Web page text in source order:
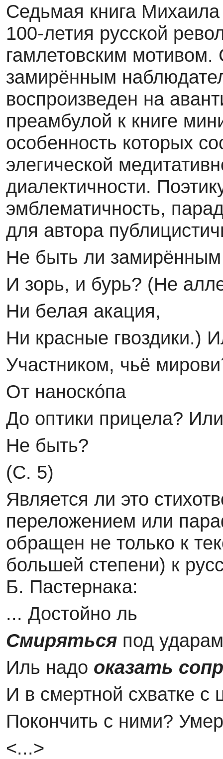
Седьмая книга
100-летия русской
гамлетовским
замирённым
воспроизведен на
преамбулой к книге
особенность которых
элегической
диалектичности.
эмблематичность,
для автора
Не быть ли
И зорь, и бурь? (Не
Ни белая акация,
Ни красные гвоздики.)
Участником, чьё
От наноскóпа
До оптики прицела? Или
Не быть?
(С. 5)
Является ли это
переложением или
обращен не только к
большей степени) к
Б. Пастернака:
... Достойно ль
Смиряться под
Иль надо оказать
И в смертной схватке
Покончить с ними?
<...>